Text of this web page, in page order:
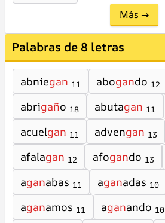
Más →
Palabras de 8 letras
abniegan 11 abogando 12
abrigaño 18 abutagan 11
acuelgan 11 advengan 13
afalagan 12 afogando 13
aganabas 11 aganadas 10
aganamos 11 aganando 10